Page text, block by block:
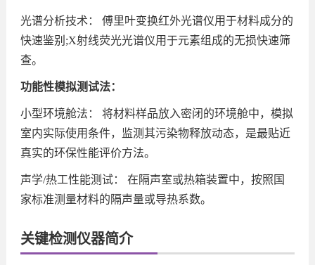
光谱分析技术： 傅里叶变换红外光谱仪用于材料成分的
快速鉴别;X射线荧光光谱仪用于元素组成的无损快速筛
查。
功能性模拟测试法：
小型环境舱法： 将材料样品放入密闭的环境舱中，模拟
室内实际使用条件，监测其污染物释放动态，是最贴近
真实的环保性能评价方法。
声学/热工性能测试： 在隔声室或热箱装置中，按照国
家标准测量材料的隔声量或导热系数。
关键检测仪器简介